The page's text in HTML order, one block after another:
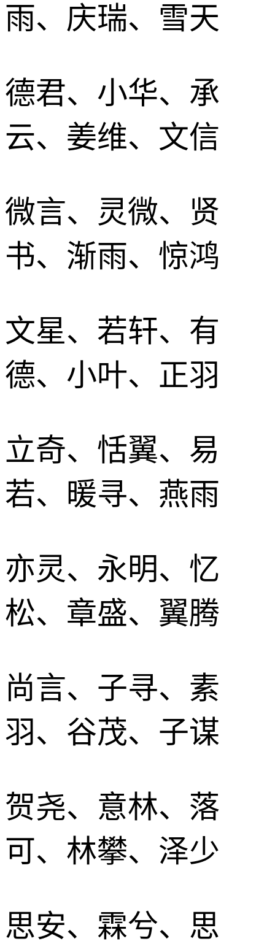
雨、庆瑞、雪天
德君、小华、承
云、姜维、文信
微言、灵微、贤
书、渐雨、惊鸿
文星、若轩、有
德、小叶、正羽
立奇、恬翼、易
若、暖寻、燕雨
亦灵、永明、忆
松、章盛、翼腾
尚言、子寻、素
羽、谷茂、子谋
贺尧、意林、落
可、林攀、泽少
思安、霖兮、思